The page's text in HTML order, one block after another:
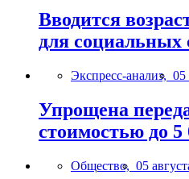
Вводится
для социальных
Экспресс-анализ, 05
Упрощена
стоимостью до 5
Общество, 05